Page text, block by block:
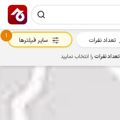
تعداد نفرات
1
سایر فیلترها
تعداد نفراترا انتخاب نمایید